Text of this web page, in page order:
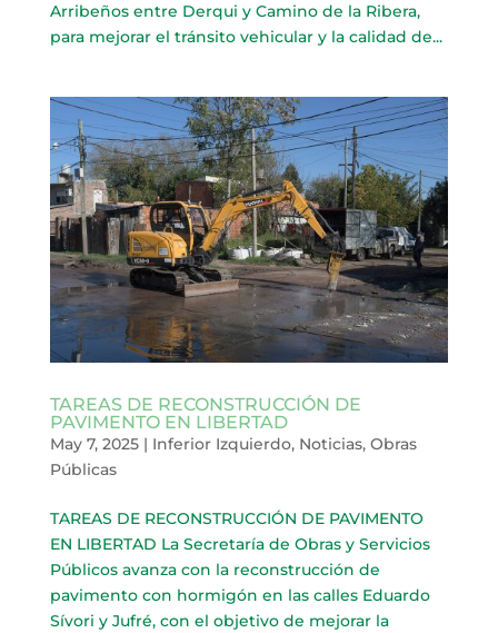
Arribeños entre Derqui y Camino de la Ribera,
para mejorar el tránsito vehicular y la calidad de...
TAREAS DE RECONSTRUCCIÓN DE
PAVIMENTO EN LIBERTAD
May 7, 2025| Inferior Izquierdo, Noticias, Obras
Públicas
TAREAS DE RECONSTRUCCIÓN DE PAVIMENTO
EN LIBERTAD La Secretaría de Obras y Servicios
Públicos avanza con la reconstrucción de
pavimento con hormigón en las calles Eduardo
Sívori y Jufré, con el objetivo de mejorar la